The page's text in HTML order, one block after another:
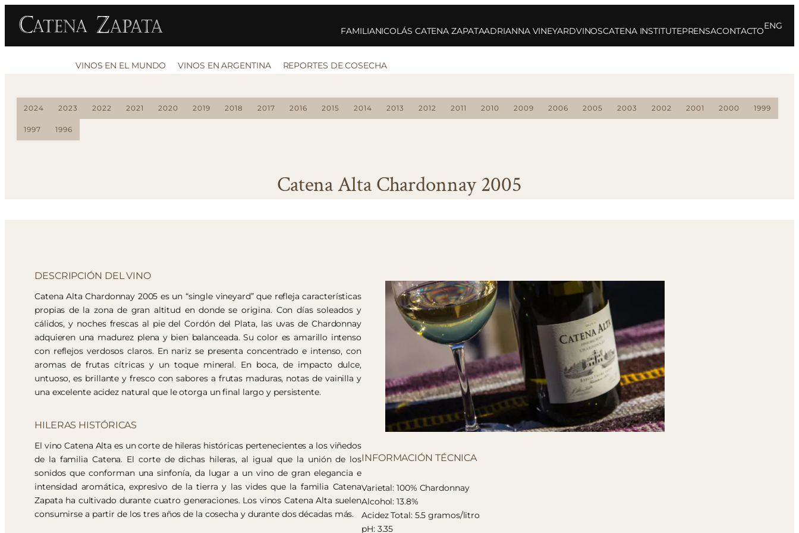
FAMILIANICOLÁS CATENA ZAPATAADRIANNA VINEYARDVINOSCATENA INSTITUTEPRENSACONTACTO
ENG
VINOS EN EL MUNDO VINOS EN ARGENTINA REPORTES DE COSECHA
2024 2023 2022 2021 2020 2019 2018 2017 2016 2015 2014 2013 2012 2011 2010 2009 2006 2005 2003 2002 2001 2000 1999
1997 1996
Catena Alta Chardonnay 2005
DESCRIPCIÓN DEL VINO
Catena Alta Chardonnay 2005 es un “single vineyard” que refleja características
propias de la zona de gran altitud en donde se origina. Con días soleados y
cálidos, y noches frescas al pie del Cordón del Plata, las uvas de Chardonnay
adquieren una madurez plena y bien balanceada. Su color es amarillo intenso
con reflejos verdosos claros. En nariz se presenta concentrado e intenso, con
aromas de frutas cítricas y un toque mineral. En boca, de impacto dulce,
untuoso, es brillante y fresco con sabores a frutas maduras, notas de vainilla y
una excelente acidez natural que le otorga un final largo y persistente.
HILERAS HISTÓRICAS
El vino Catena Alta es un corte de hileras históricas pertenecientes a los viñedos
de la familia Catena. El corte de dichas hileras, al igual que la unión de los
sonidos que conforman una sinfonía, da lugar a un vino de gran elegancia e
intensidad aromática, expresivo de la tierra y las vides que la familia Catena
Zapata ha cultivado durante cuatro generaciones. Los vinos Catena Alta suelen
consumirse a partir de los tres años de la cosecha y durante dos décadas más.
INFORMACIÓN TÉCNICA
Varietal: 100% Chardonnay
Alcohol: 13.8%
Acidez Total: 5.5 gramos/litro
pH: 3.35